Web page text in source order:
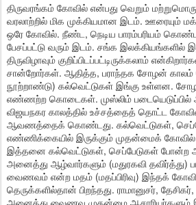
திருவரங்கம் கோவில் என்பது வெறும்
வரலாற்றில் மிக முக்கியமான இடம். ஊரையும்
ஒரே கோவில். நீண்ட, நெடிய பாரம்பரியம்
பேசப்பட்டு வரும் இடம். சங்க
திருவிழாவும் குறிப்பிடப்பட்டிருக்கலாம்
சான்றோர்கள். ஆதித்த, பராந்தக சோழன்
நூற்றாண்டு) கல்வெட்டுகள் இங்கு உள்ளன.
எண்ணற்ற கொடைகள். முஸ்லிம் படையெடுப்பில்
விஜயநகர காலத்தில் உச்சத்தைத் தொட்ட
ஆவணத்தைக் கொண்டது. கல்வெட்டுகள்,
எண்ணிக்கையில் இருக்கும் முதன்மைக்
இத்தனை கல்வெட்டுகள், செப்பேடுகள் போன்ற
அனைத்து ஆழ்வார்களும் (மதுரகவி தவிர்த்து)
வைணவம் என்ற மதம் (மதப்பிரிவு) இந்தக்
தெருக்களில்தான் பிறந்தது. ராமானுசர்,
அனைத்து வைணவ முதன்மை ஆசாரியர்களும்